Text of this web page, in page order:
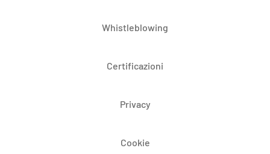
Whistleblowing
Certificazioni
Privacy
Cookie